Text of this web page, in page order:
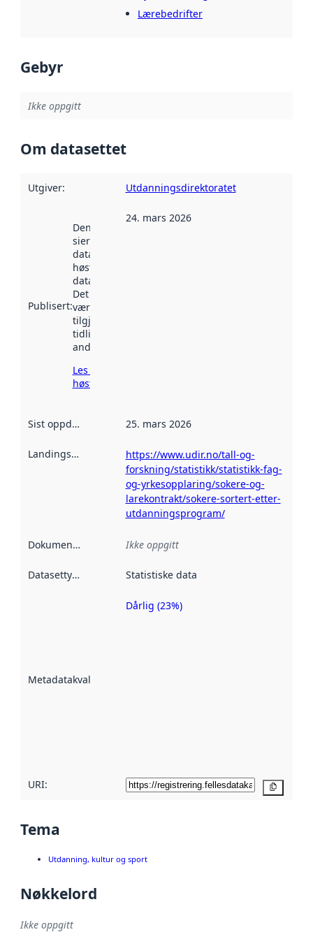
Lærebedrifter
Gebyr
Ikke oppgitt
Om datasettet
Utgiver: Utdanningsdirektoratet
Publisert:
Denne datoen
sier når
datasettet ble
høstet av
data.norge.no.
Det kan ha
vært
tilgjengelig
tidligere
andre steder.
Les mer om
høsting her
24. mars 2026
Sist oppdatert 25. mars 2026
Landingsside
https://www.udir.no/tall-og-
forskning/statistikk/statistikk-fag-
og-yrkesopplaring/sokere-og-
larekontrakt/sokere-sortert-etter-
utdanningsprogram/
Dokumentasjon Ikke oppgitt
Datasettype Statistiske data
Metadatakvalitet
Metadatakvalitet
Dårlig (23%)
URI:
Tema
Utdanning, kultur og sport
Nøkkelord
Ikke oppgitt